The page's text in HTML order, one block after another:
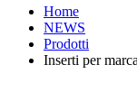
Home
NEWS
Prodotti
Inserti per